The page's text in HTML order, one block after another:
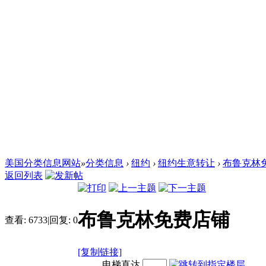
美国分类信息网站»分类信息 › 纽约 › 纽约生意转让 › 布鲁克林
返回列表
查看: 6733|回复: 0布鲁克林免费店铺
[复制链接]